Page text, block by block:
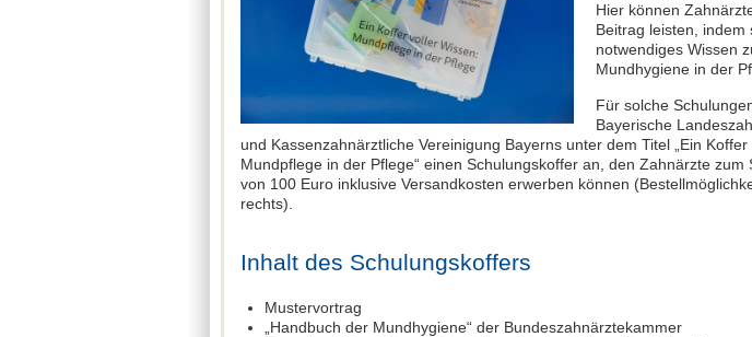
Hier können
Beitrag leisten, indem
notwendiges Wissen
Mundhygiene in der
Für solche
Bayerische
und Kassenzahnärztliche Vereinigung Bayerns unter dem Titel „Ein
Mundpflege in der Pflege“ einen Schulungskoffer an, den Zahnärzte zum
von 100 Euro inklusive Versandkosten erwerben können
rechts).
Inhalt des Schulungskoffers
Mustervortrag
„Handbuch der Mundhygiene“ der Bundeszahnärztekammer